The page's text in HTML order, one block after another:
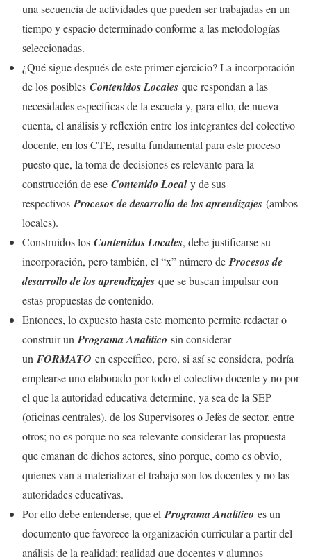
una secuencia de actividades que pueden ser trabajadas en un
tiempo y espacio determinado conforme a las metodologías
seleccionadas.
¿Qué sigue después de este primer ejercicio? La incorporación
de los posibles Contenidos Locales que respondan a las
necesidades específicas de la escuela y, para ello, de nueva
cuenta, el análisis y reflexión entre los integrantes del colectivo
docente, en los CTE, resulta fundamental para este proceso
puesto que, la toma de decisiones es relevante para la
construcción de ese Contenido Localy de sus
respectivos Procesos de desarrollo de los aprendizajes (ambos
locales).
Construidos los Contenidos Locales, debe justificarse su
incorporación, pero también, el “x” número de Procesos de
desarrollo de los aprendizajes que se buscan impulsar con
estas propuestas de contenido.
Entonces, lo expuesto hasta este momento permite redactar o
construir un Programa Analítico sin considerar
un FORMATO en específico, pero, si así se considera, podría
emplearse uno elaborado por todo el colectivo docente y no por
el que la autoridad educativa determine, ya sea de la SEP
(oficinas centrales), de los Supervisores o Jefes de sector, entre
otros; no es porque no sea relevante considerar las propuesta
que emanan de dichos actores, sino porque, como es obvio,
quienes van a materializar el trabajo son los docentes y no las
autoridades educativas.
Por ello debe entenderse, que el Programa Analítico es un
documento que favorece la organización curricular a partir del
análisis de la realidad; realidad que docentes y alumnos